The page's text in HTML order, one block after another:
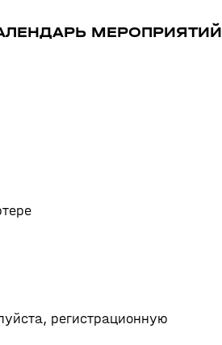
МЕРОПРИЯТИЙ
регистрационную